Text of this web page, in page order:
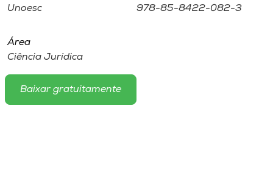
Selecione
Unoesc
978-85-8422-082-3
Área
Ciência Jurídica
Baixar gratuitamente